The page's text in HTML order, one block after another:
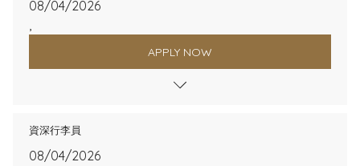
08/04/2026
APPLY NOW
資深行李員
08/04/2026